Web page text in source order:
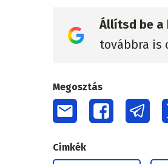
Állítsd be a
továbbra is
Megosztás
Címkék